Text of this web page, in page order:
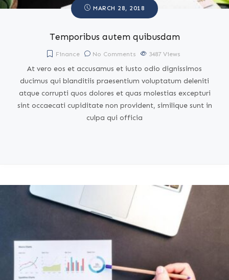
MARCH 28, 2018
Temporibus autem quibusdam
Finance No Comments 3487 Views
At vero eos et accusamus et iusto odio dignissimos
ducimus qui blanditiis praesentium voluptatum deleniti
atque corrupti quos dolores et quas molestias excepturi
sint occaecati cupiditate non provident, similique sunt in
culpa qui officia